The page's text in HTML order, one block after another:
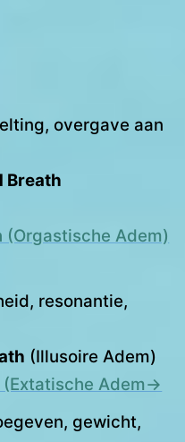
overgave aan
Breath
(Orgastische Adem)
resonantie,
(Illusoire Adem)
Adem→
gewicht,